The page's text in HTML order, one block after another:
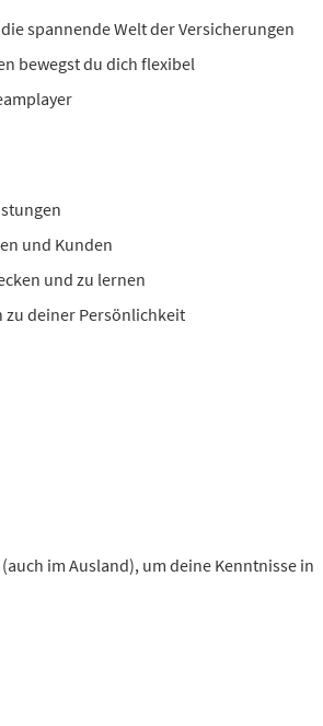
spannende Welt der Versicherungen
bewegst du dich flexibel
und Kunden
und zu lernen
zu deiner Persönlichkeit
im Ausland), um deine Kenntnisse in